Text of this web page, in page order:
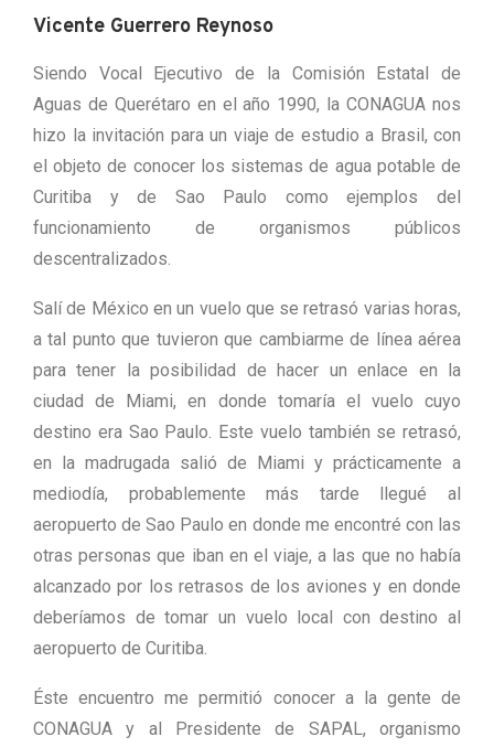
Vicente Guerrero Reynoso
Siendo Vocal Ejecutivo de la Comisión Estatal de
Aguas de Querétaro en el año 1990, la CONAGUA nos
hizo la invitación para un viaje de estudio a Brasil, con
el objeto de conocer los sistemas de agua potable de
Curitiba y de Sao Paulo como ejemplos del
funcionamiento de organismos públicos
descentralizados.
Salí de México en un vuelo que se retrasó varias horas,
a tal punto que tuvieron que cambiarme de línea aérea
para tener la posibilidad de hacer un enlace en la
ciudad de Miami, en donde tomaría el vuelo cuyo
destino era Sao Paulo. Este vuelo también se retrasó,
en la madrugada salió de Miami y prácticamente a
mediodía, probablemente más tarde llegué al
aeropuerto de Sao Paulo en donde me encontré con las
otras personas que iban en el viaje, a las que no había
alcanzado por los retrasos de los aviones y en donde
deberíamos de tomar un vuelo local con destino al
aeropuerto de Curitiba.
Éste encuentro me permitió conocer a la gente de
CONAGUA y al Presidente de SAPAL, organismo